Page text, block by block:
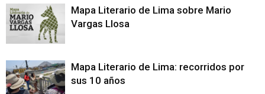
Mapa Literario de Lima sobre Mario
Vargas Llosa
Mapa Literario de Lima: recorridos por
sus 10 años